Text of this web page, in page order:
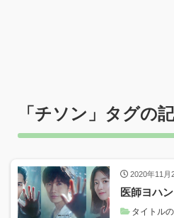
「チソン 」タグの
2020年11月
医師ヨハン
タイトル